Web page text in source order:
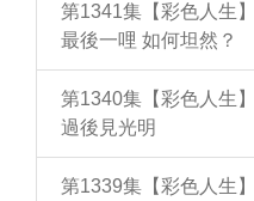
第1341集【彩色人生
最後一哩 如何坦然？
第1340集【彩色人生
過後見光明
第1339集【彩色人生